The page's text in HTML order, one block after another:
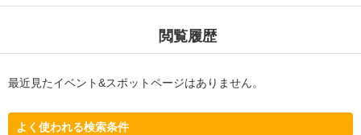
閲覧履歴
最近見たイベント&スポットページはありません。
よく使われる検索条件